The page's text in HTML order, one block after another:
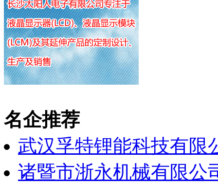
名企推荐
武汉孚特锂能科技有限
诸暨市浙永机械有限公